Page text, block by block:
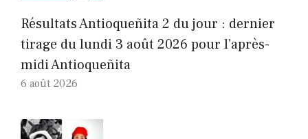
Résultats Antioqueñita 2 du jour : dernier
tirage du lundi 3 août 2026 pour l’après-
midi Antioqueñita
6 août 2026